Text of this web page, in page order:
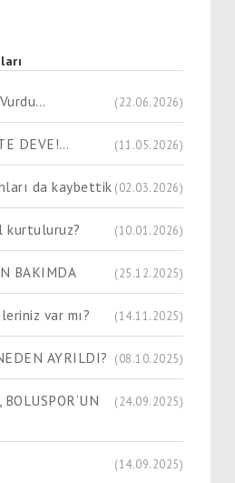
(22.06.2026)
DEVE!… (11.05.2026)
da kaybettik (02.03.2026)
kurtuluruz? (10.01.2026)
BAKIMDA (25.12.2025)
var mı? (14.11.2025)
AYRILDI? (08.10.2025)
(24.09.2025)
(14.09.2025)